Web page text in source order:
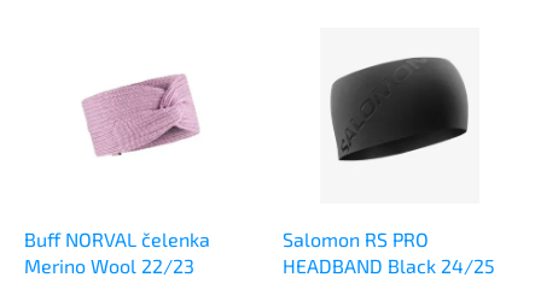
Buff NORVAL čelenka
Merino Wool 22/23
Salomon RS PRO
HEADBAND Black 24/25